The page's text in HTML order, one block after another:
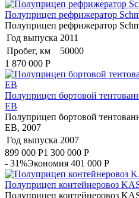
Полуприцеп рефрижератор
Полуприцеп рефрижератор
Год выпуска 2011
Пробег, км
50000
1 870 000 Р
Полуприцеп бортовой
EB
Полуприцеп бортовой
EB, 2007
Год выпуска 2007
899 000 Р1 300 000 Р
- 31%Экономия 401 000 Р
Полуприцеп контейнеровоз
Полуприцеп контейнеровоз